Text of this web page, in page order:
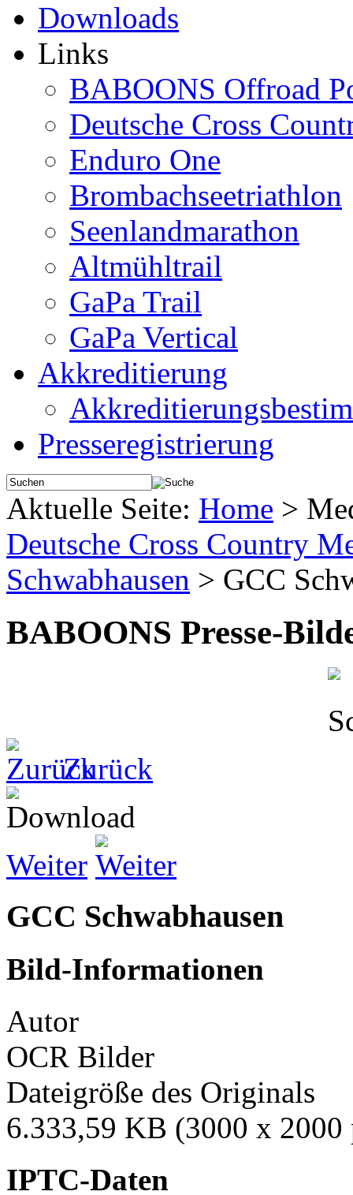
Downloads
Links
BABOONS Offroad
Deutsche Cross
Enduro One
Brombachseetriathlon
Seenlandmarathon
Altmühltrail
GaPa Trail
GaPa Vertical
Akkreditierung
Presseregistrierung
Aktuelle Seite: Home >
Deutsche Cross Country
Schwabhausen > GCC
BABOONS Presse-
Zurück
Weiter
GCC Schwabhausen
Bild-Informationen
Autor
OCR Bilder
Dateigröße des Originals
6.333,59 KB (3000 x 2000
IPTC-Daten